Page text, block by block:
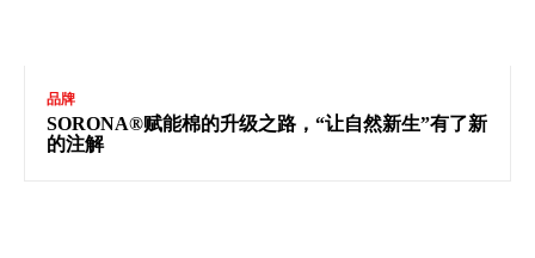
品牌
SORONA®赋能棉的升级之路，“让自然新生”有了新
的注解